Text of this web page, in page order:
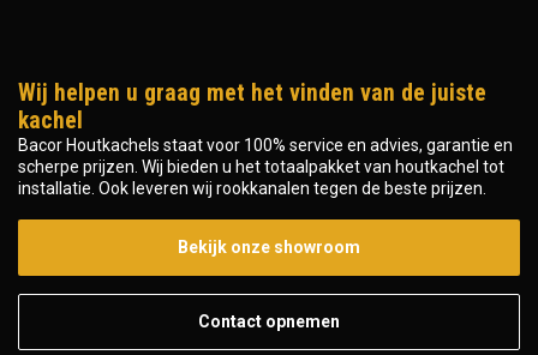
Wij helpen u graag met het vinden van de juiste
kachel
Bacor Houtkachels staat voor 100% service en advies, garantie en
scherpe prijzen. Wij bieden u het totaalpakket van houtkachel tot
installatie. Ook leveren wij rookkanalen tegen de beste prijzen.
Bekijk onze showroom
Contact opnemen